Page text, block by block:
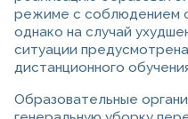
режиме с соблюдением
однако на случай
ситуации
дистанционного
Образовательные